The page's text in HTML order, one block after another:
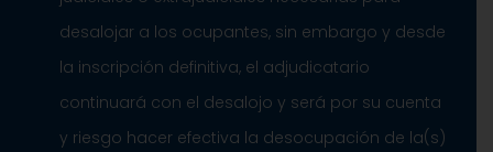
desalojar a los ocupantes, sin embargo y desde
la inscripción definitiva, el adjudicatario
continuará con el desalojo y será por su cuenta
y riesgo hacer efectiva la desocupación de la(s)